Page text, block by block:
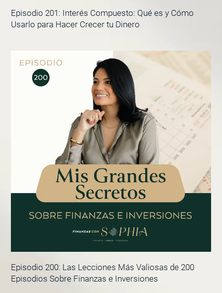
Episodio 201: Interés Compuesto: Qué es y Cómo
Usarlo para Hacer Crecer tu Dinero
Episodio 200: Las Lecciones Más Valiosas de 200
Episodios Sobre Finanzas e Inversiones